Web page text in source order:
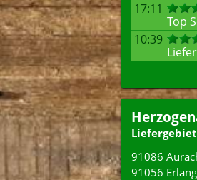
17:11
Top
10:39
91086
91056